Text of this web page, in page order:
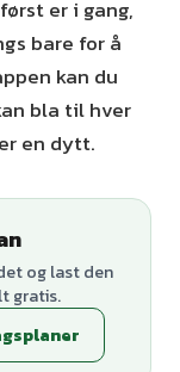
er i gang,
bare for å
kan du
bla til hver
en dytt.
og last den
gratis.